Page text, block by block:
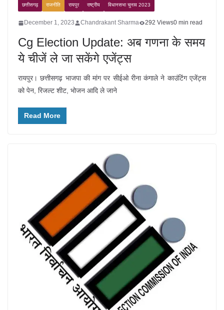
छत्तीसगढ़ राजनीति रायपुर राष्ट्रीय विधानसभा चुनाव 2023
December 1, 2023 Chandrakant Sharma 292 Views0 min read
Cg Election Update: अब गणना के समय
ये चीजें ले जा सकेंगे एजेंट्स
रायपुर। छत्तीसगढ़ भाजपा की मांग पर सीईओ रीना कंगाले ने काउंटिंग एजेंट्स
को पेन, रिजल्ट शीट, भोजन आदि ले जाने
Read More